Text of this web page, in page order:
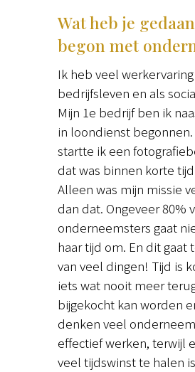
Wat heb je
begon met
Ik heb veel
bedrijfsleven en als
Mijn 1e bedrijf ben ik
in loondienst begonnen.
startte ik een
dat was binnen korte
Alleen was mijn missie
dan dat. Ongeveer 80%
onderneemsters gaat
haar tijd om. En dit gaat
van veel dingen! Tijd is
iets wat nooit meer
bijgekocht kan worden
denken veel
effectief werken, terwijl
veel tijdswinst te halen